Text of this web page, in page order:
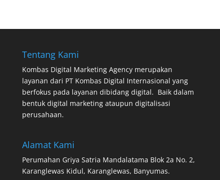
Tentang Kami
Kombas Digital Marketing Agencymerupakan
layanan dari PT Kombas Digital Internasional yang
berfokus pada layanan dibidang digital. Baik dalam
bentuk digital marketing ataupun digitalisasi
perusahaan.
Alamat Kami
Perumahan Griya Satria Mandalatama Blok 2a No. 2,
Karanglewas Kidul, Karanglewas, Banyumas.